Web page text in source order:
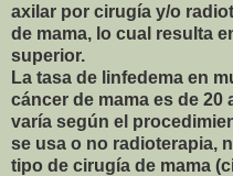
axilar por cirugía y/o
de mama, lo cual resulta
superior.
La tasa de linfedema en
cáncer de mama es de 20
varía según el
se usa o no radioterapia,
tipo de cirugía de mama